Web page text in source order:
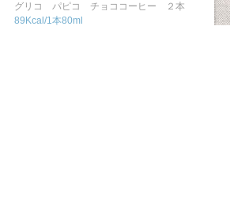
グリコ パピコ チョココーヒー ２本
89Kcal/1本80ml